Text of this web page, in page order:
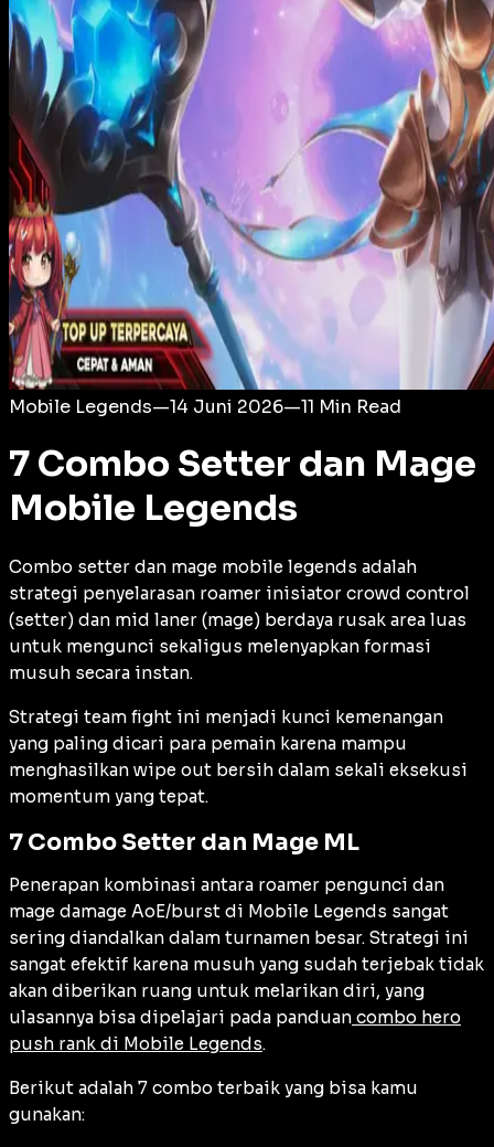
Login
Mobile Legends—14 Juni 2026—11 Min Read
7 Combo Setter dan Mage
Mobile Legends
Combo setter dan mage mobile legends adalah
strategi penyelarasan roamer inisiator crowd control
(setter) dan mid laner (mage) berdaya rusak area luas
untuk mengunci sekaligus melenyapkan formasi
musuh secara instan.
Strategi team fight ini menjadi kunci kemenangan
yang paling dicari para pemain karena mampu
menghasilkan wipe out bersih dalam sekali eksekusi
momentum yang tepat.
7 Combo Setter dan Mage ML
Penerapan kombinasi antara roamer pengunci dan
mage damage AoE/burst di Mobile Legends sangat
sering diandalkan dalam turnamen besar. Strategi ini
sangat efektif karena musuh yang sudah terjebak tidak
akan diberikan ruang untuk melarikan diri, yang
ulasannya bisa dipelajari pada panduan combo hero
push rank di Mobile Legends.
Berikut adalah 7 combo terbaik yang bisa kamu
gunakan: